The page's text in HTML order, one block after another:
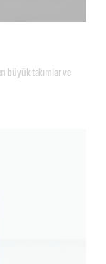
büyük takımlar ve